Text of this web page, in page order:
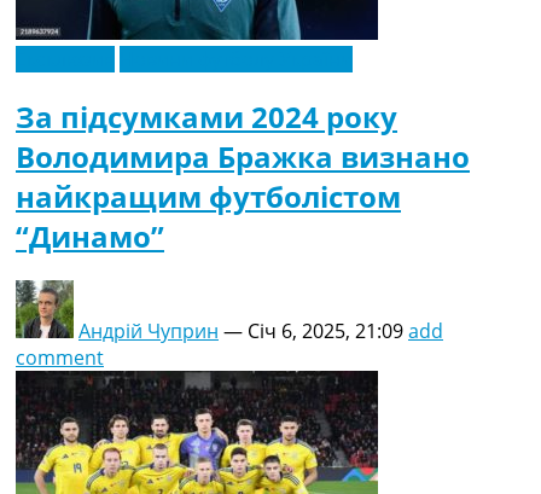
За підсумками 2024 року
Володимира Бражка визнано
найкращим футболістом
“Динамо”
Андрій Чуприн — Січ 6, 2025, 21:09add
comment